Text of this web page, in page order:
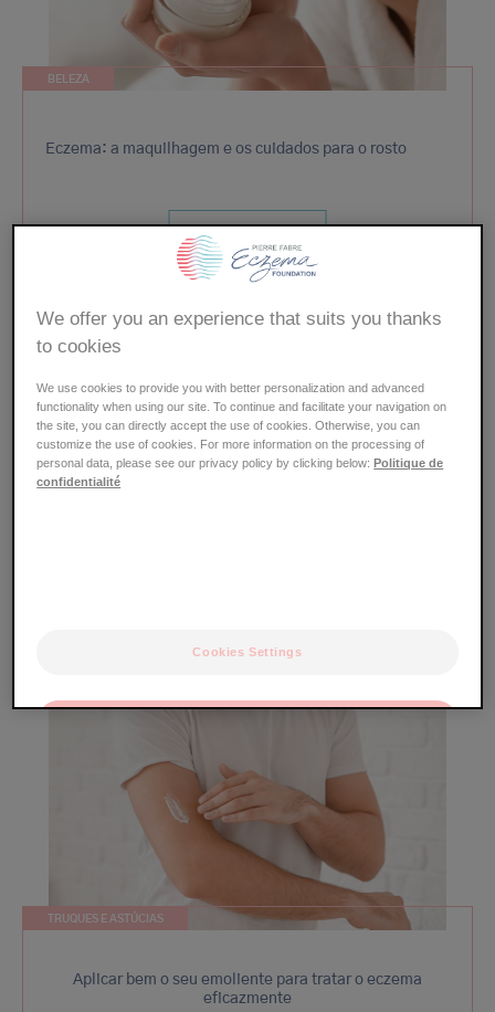
BELEZA
Eczema: a maquilhagem e os cuidados para o rosto
DESCUBRA MAIS
TRUQUES E ASTÚCIAS
Aplicar bem o seu emoliente para tratar o eczema
eficazmente
We offer you an experience that suits you thanks
to cookies
We use cookies to provide you with better personalization and advanced
functionality when using our site. To continue and facilitate your navigation on
the site, you can directly accept the use of cookies. Otherwise, you can
customize the use of cookies. For more information on the processing of
personal data, please see our privacy policy by clicking below:Politique de
confidentialité
Cookies Settings
Only the essentials